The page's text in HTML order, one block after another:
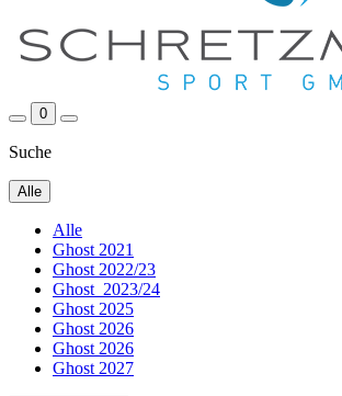
0
Suche
Alle
Alle
Ghost 2021
Ghost 2022/23
Ghost_2023/24
Ghost 2025
Ghost 2026
Ghost 2026
Ghost 2027